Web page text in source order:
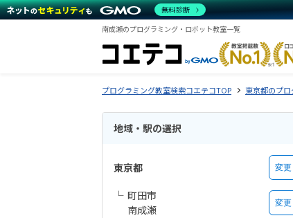
南成瀬のプログラミング・ロボット教室一覧
プログラミング教室検索コエテコTOP 東京都のプ
地域・駅の選択
東京都 変更
町田市
南成瀬
変更
無料診断